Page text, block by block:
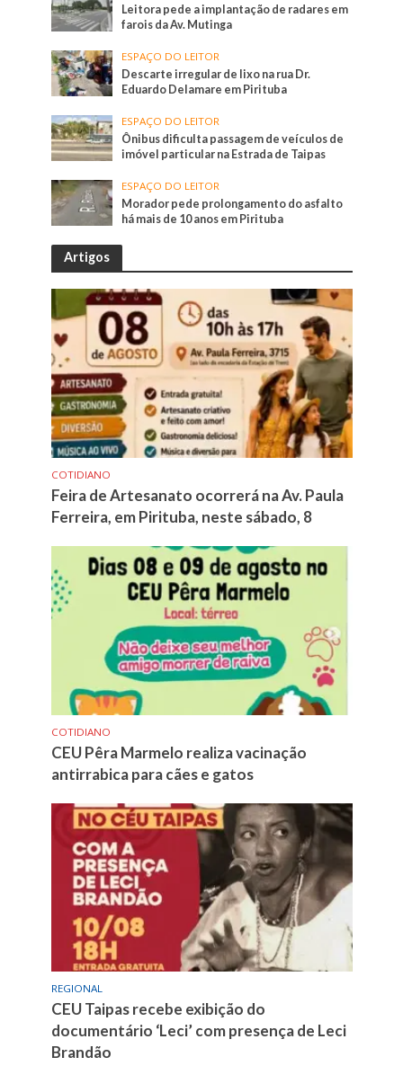
Leitora pede a implantação de radares em
farois da Av. Mutinga
ESPAÇO DO LEITOR
Descarte irregular de lixo na rua Dr.
Eduardo Delamare em Pirituba
ESPAÇO DO LEITOR
Ônibus dificulta passagem de veículos de
imóvel particular na Estrada de Taipas
ESPAÇO DO LEITOR
Morador pede prolongamento do asfalto
há mais de 10 anos em Pirituba
Artigos
COTIDIANO
Feira de Artesanato ocorrerá na Av. Paula
Ferreira, em Pirituba, neste sábado, 8
COTIDIANO
CEU Pêra Marmelo realiza vacinação
antirrabica para cães e gatos
REGIONAL
CEU Taipas recebe exibição do
documentário ‘Leci’ com presença de Leci
Brandão